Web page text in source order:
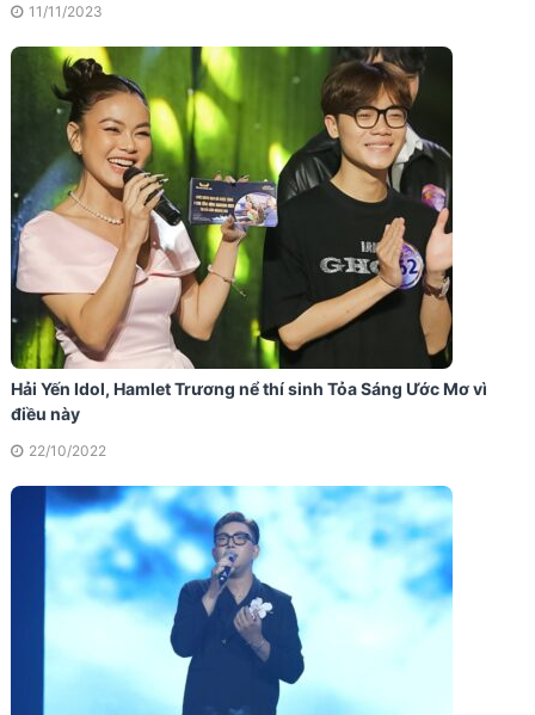
11/11/2023
Hải Yến Idol, Hamlet Trương nể thí sinh Tỏa Sáng Ước Mơ vì
điều này
22/10/2022